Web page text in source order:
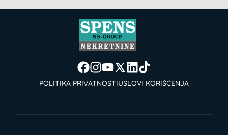
POLITIKA PRIVATNOSTIUSLOVI KORIŠĆENJA